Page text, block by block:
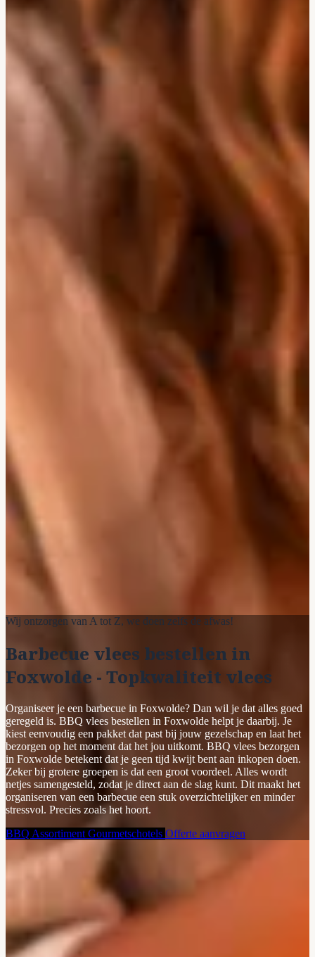
Wij ontzorgen van A tot Z, we doen zelfs de afwas!
Barbecue vlees bestellen in
Foxwolde - Topkwaliteit vlees
Organiseer je een barbecue in Foxwolde? Dan wil je dat alles goed
geregeld is. BBQ vlees bestellen in Foxwolde helpt je daarbij. Je
kiest eenvoudig een pakket dat past bij jouw gezelschap en laat het
bezorgen op het moment dat het jou uitkomt. BBQ vlees bezorgen
in Foxwolde betekent dat je geen tijd kwijt bent aan inkopen doen.
Zeker bij grotere groepen is dat een groot voordeel. Alles wordt
netjes samengesteld, zodat je direct aan de slag kunt. Dit maakt het
organiseren van een barbecue een stuk overzichtelijker en minder
stressvol. Precies zoals het hoort.
BBQ Assortiment Gourmetschotels Offerte aanvragen